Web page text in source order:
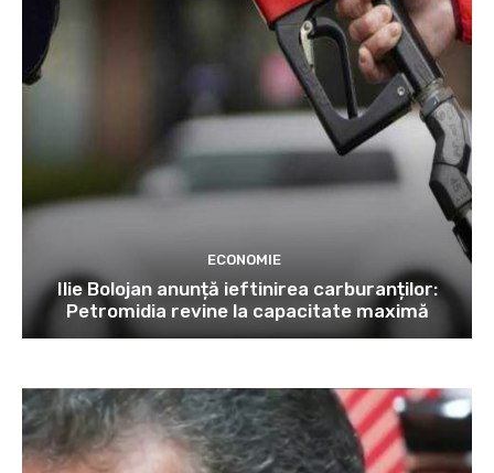
ECONOMIE
Ilie Bolojan anunță ieftinirea carburanților:
Petromidia revine la capacitate maximă